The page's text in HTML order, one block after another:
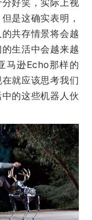
是这确实表明，
共存情景将会越
生活中会越来越
马逊Echo那样的
就应该思考我们
的这些机器人伙